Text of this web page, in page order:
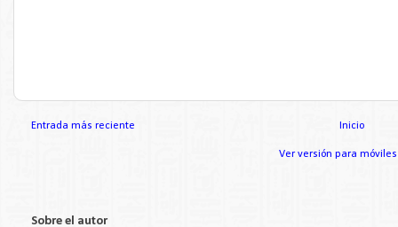
Entrada más reciente Inicio
Ver versión para móviles
Sobre el autor